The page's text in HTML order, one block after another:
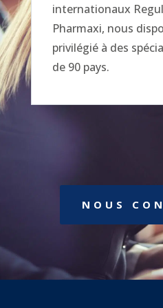
internationaux
Pharmaxi, nous
privilégié à des
de 90 pays.
NOUS